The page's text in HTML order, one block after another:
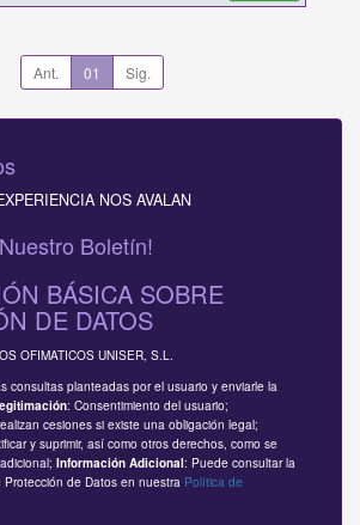
Ant. 01 Sig.
NOS AVALAN
Boletín!
BÁSICA SOBRE
DE DATOS
OFIMATICOS UNISER, S.L.
consultas planteadas por el usuario y enviarle la
: Consentimiento del usuario;
cesiones si existe una obligación legal;
y suprimir, así como otros derechos, como se
Información Adicional: Puede consultar la
de Datos en nuestra Política de